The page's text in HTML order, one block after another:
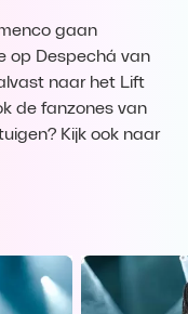
gaan
op Despechá van
naar het Lift
de fanzones van
Kijk ook naar